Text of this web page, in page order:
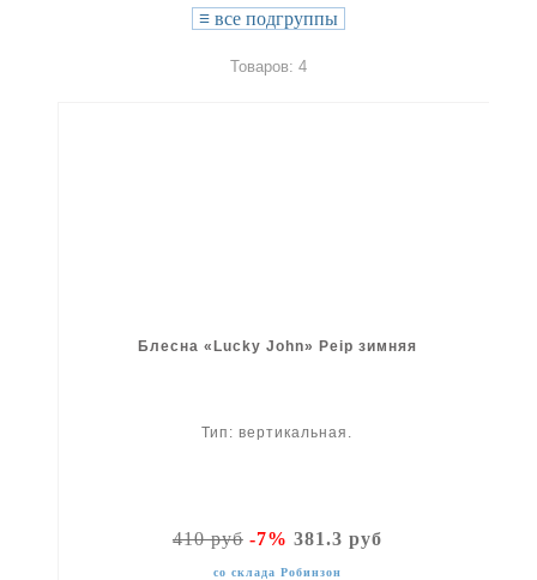
≡ все подгруппы
Товаров: 4
Блесна «Lucky John» Peip зимняя
Тип: вертикальная.
410 руб-7% 381.3 руб
со склада Робинзон